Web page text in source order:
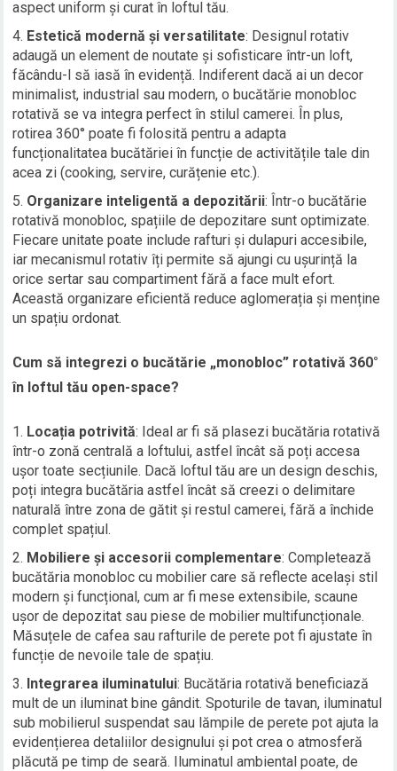
aspect uniform și curat în loftul tău.
Estetică modernă și versatilitate: Designul rotativ
adaugă un element de noutate și sofisticare într-un loft,
făcându-l să iasă în evidență. Indiferent dacă ai un decor
minimalist, industrial sau modern, o bucătărie monobloc
rotativă se va integra perfect în stilul camerei. În plus,
rotirea 360° poate fi folosită pentru a adapta
funcționalitatea bucătăriei în funcție de activitățile tale din
acea zi (cooking, servire, curățenie etc.).
Organizare inteligentă a depozitării: Într-o bucătărie
rotativă monobloc, spațiile de depozitare sunt optimizate.
Fiecare unitate poate include rafturi și dulapuri accesibile,
iar mecanismul rotativ îți permite să ajungi cu ușurință la
orice sertar sau compartiment fără a face mult efort.
Această organizare eficientă reduce aglomerația și menține
un spațiu ordonat.
Cum să integrezi o bucătărie „monobloc” rotativă 360°
în loftul tău open-space?
Locația potrivită: Ideal ar fi să plasezi bucătăria rotativă
într-o zonă centrală a loftului, astfel încât să poți accesa
ușor toate secțiunile. Dacă loftul tău are un design deschis,
poți integra bucătăria astfel încât să creezi o delimitare
naturală între zona de gătit și restul camerei, fără a închide
complet spațiul.
Mobiliere și accesorii complementare: Completează
bucătăria monobloc cu mobilier care să reflecte același stil
modern și funcțional, cum ar fi mese extensibile, scaune
ușor de depozitat sau piese de mobilier multifuncționale.
Măsuțele de cafea sau rafturile de perete pot fi ajustate în
funcție de nevoile tale de spațiu.
Integrarea iluminatului: Bucătăria rotativă beneficiază
mult de un iluminat bine gândit. Spoturile de tavan, iluminatul
sub mobilierul suspendat sau lămpile de perete pot ajuta la
evidențierea detaliilor designului și pot crea o atmosferă
plăcută pe timp de seară. Iluminatul ambiental poate, de